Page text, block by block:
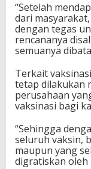
“Setelah
dari
dengan tegas
rencananya
semuanya
Terkait
tetap dilakukan
perusahaan
vaksinasi bagi
“Sehingga
seluruh vaksin,
maupun yang
digratiskan oleh